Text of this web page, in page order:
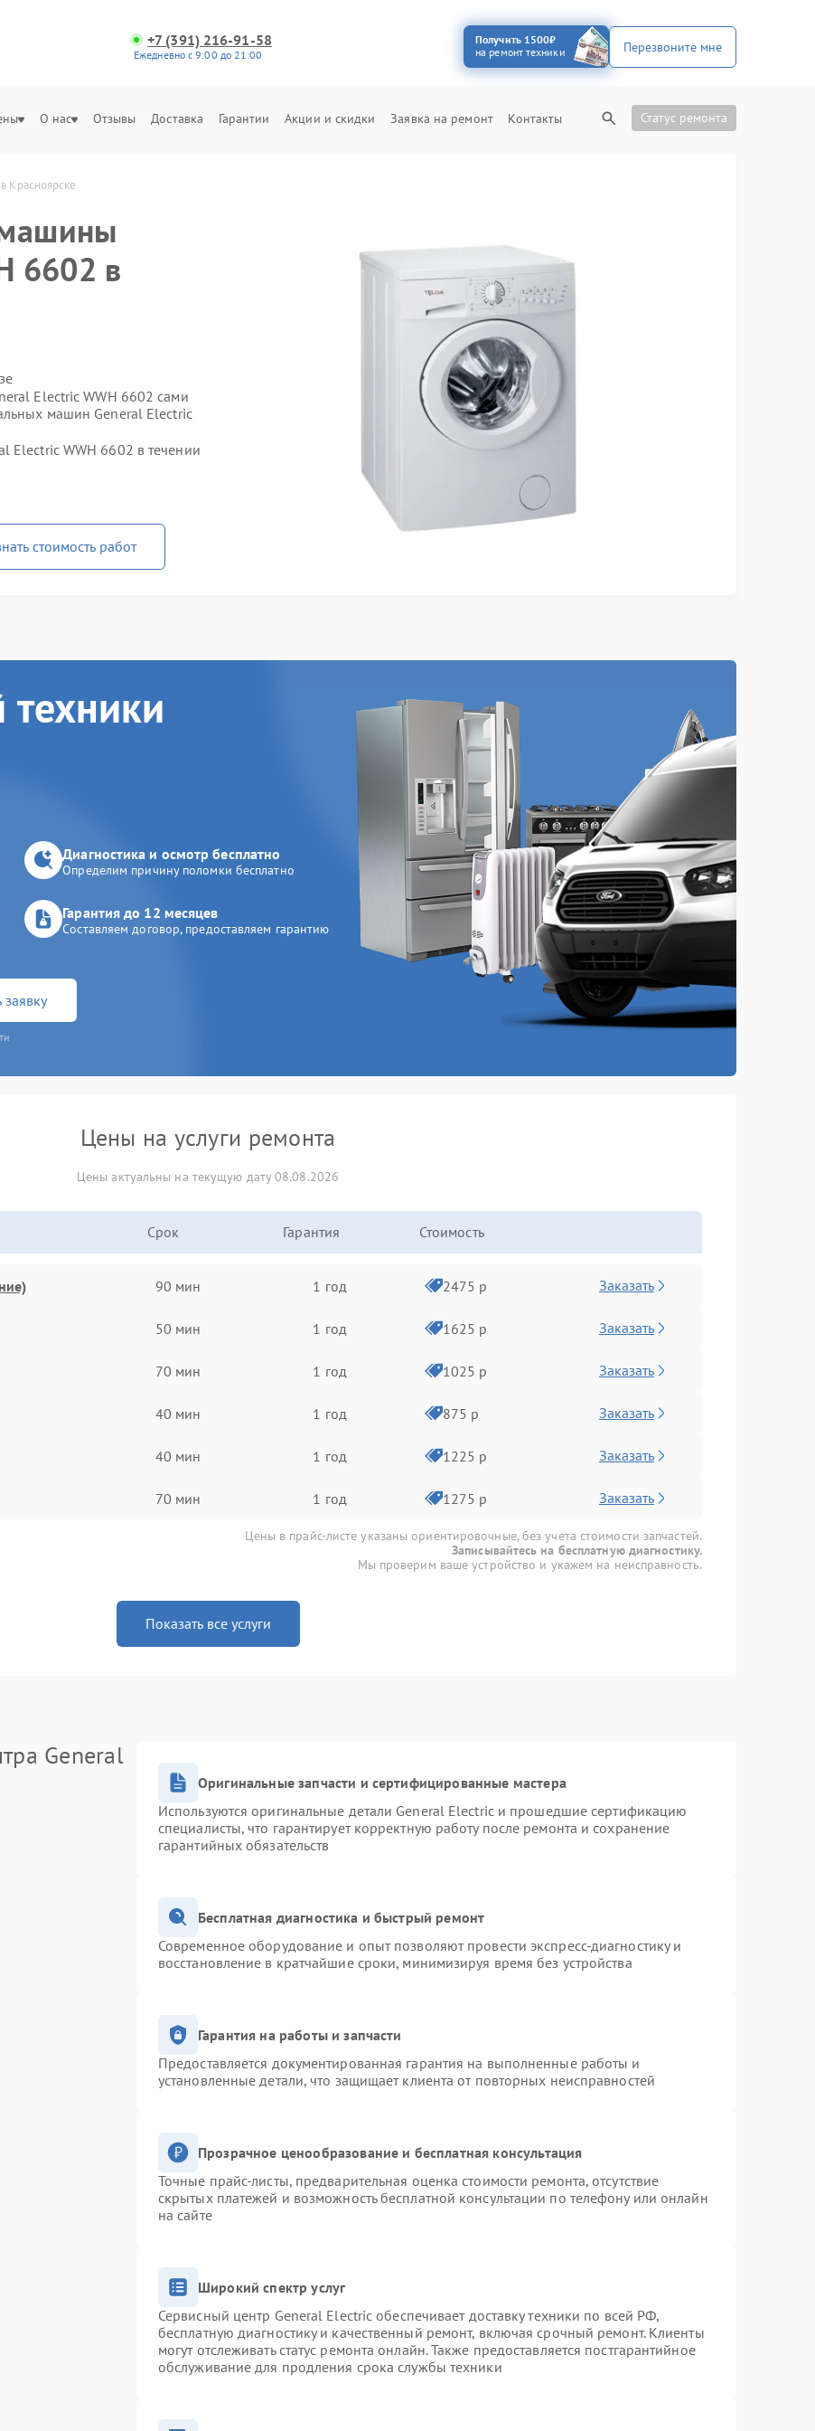
+7 (391) 216-91-58
Ежедневно с 9:00 до 21:00
Получить 1500₽
на ремонт техники
Перезвоните мне
О нас Отзывы Доставка Гарантии Акции и скидки Заявка на ремонт Контакты Статус ремонта
Красноярске
6602 в
Electric WWH 6602 сами
машин General Electric
Electric WWH 6602 в течении
стоимость работ
Диагностика и осмотр бесплатно
Определим причину поломки бесплатно
Гарантия до 12 месяцев
Составляем договор, предоставляем гарантию
заявку
Цены на услуги ремонта
Цены актуальны на текущую дату 08.08.2026
Срок Гарантия Стоимость
90 мин 1 год 2475 р Заказать
50 мин 1 год 1625 р Заказать
70 мин 1 год 1025 р Заказать
40 мин 1 год 875 р Заказать
40 мин 1 год 1225 р Заказать
70 мин 1 год 1275 р Заказать
Цены в прайс-листе указаны ориентировочные, без учета стоимости запчастей.
Записывайтесь на бесплатную диагностику.
Мы проверим ваше устройство и укажем на неисправность.
Показать все услуги
General
Оригинальные запчасти и сертифицированные мастера
Используются оригинальные детали General Electric и прошедшие сертификацию
специалисты, что гарантирует корректную работу после ремонта и сохранение
гарантийных обязательств
Бесплатная диагностика и быстрый ремонт
Современное оборудование и опыт позволяют провести экспресс-диагностику и
восстановление в кратчайшие сроки, минимизируя время без устройства
Гарантия на работы и запчасти
Предоставляется документированная гарантия на выполненные работы и
установленные детали, что защищает клиента от повторных неисправностей
Прозрачное ценообразование и бесплатная консультация
Точные прайс-листы, предварительная оценка стоимости ремонта, отсутствие
скрытых платежей и возможность бесплатной консультации по телефону или онлайн
на сайте
Широкий спектр услуг
Сервисный центр General Electric обеспечивает доставку техники по всей РФ,
бесплатную диагностику и качественный ремонт, включая срочный ремонт. Клиенты
могут отслеживать статус ремонта онлайн. Также предоставляется постгарантийное
обслуживание для продления срока службы техники